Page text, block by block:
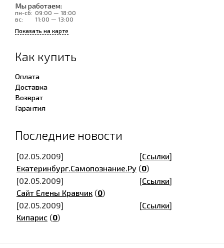
Мы работаем:
пн-сб: 09:00 — 18:00
вс:
11:00 — 13:00
Показать на карте
Как купить
Оплата
Доставка
Возврат
Гарантия
Последние новости
[02.05.2009] [Ссылки]
Екатеринбург.Самопознание.Ру (0)
[02.05.2009]
[Ссылки]
Сайт Елены Кравчик (0)
[02.05.2009]
[Ссылки]
Кипарис (0)